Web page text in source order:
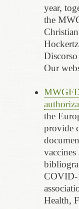
year,
the
Our
the
provide
COVID-
Health,